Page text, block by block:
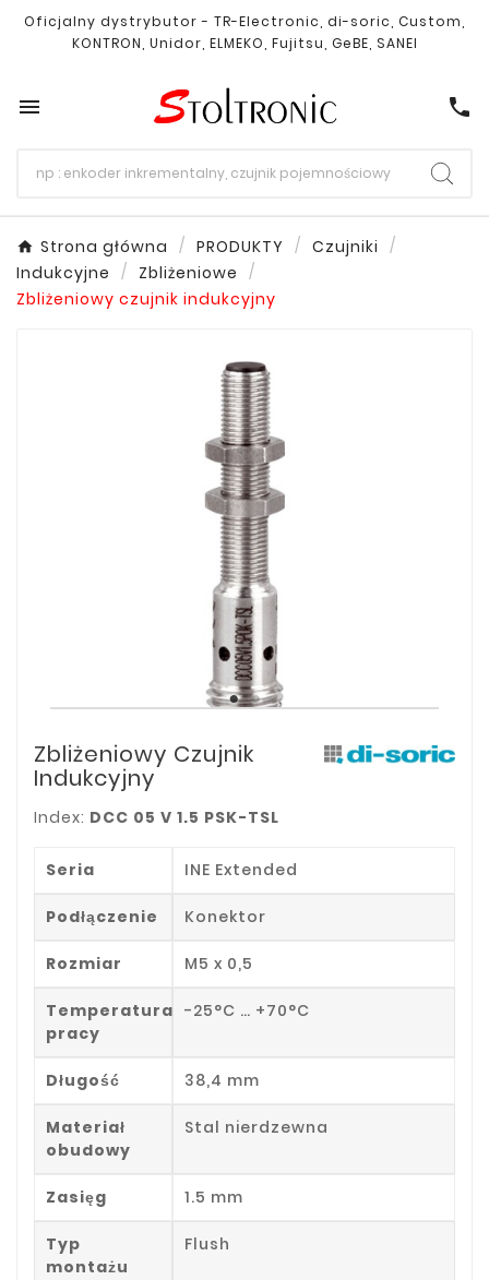
Oficjalny dystrybutor - TR-Electronic, di-soric, Custom,
KONTRON, Unidor, ELMEKO, Fujitsu, GeBE, SANEI
 call
Strona główna PRODUKTY
Czujniki
Indukcyjne
Zbliżeniowe
Zbliżeniowy czujnik indukcyjny
Zbliżeniowy Czujnik
Indukcyjny
Index: DCC 05 V 1.5 PSK-TSL
Seria INE Extended
Podłączenie Konektor
Rozmiar M5 x 0,5
Temperatura
pracy
-25°C … +70°C
Długość 38,4 mm
Materiał
obudowy
Stal nierdzewna
Zasięg 1.5 mm
Typ
montażu
Flush